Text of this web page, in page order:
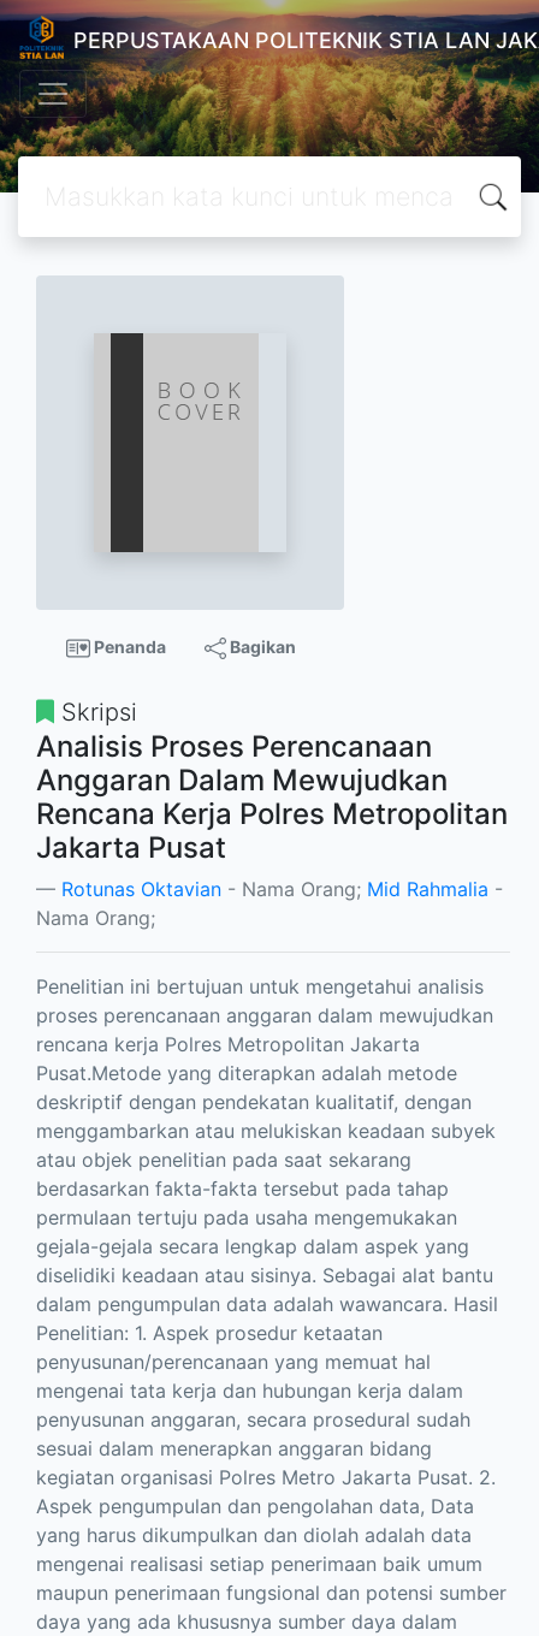
PERPUSTAKAAN POLITEKNIK STIA LAN
Penanda Bagikan
Skripsi
Analisis Proses Perencanaan
Anggaran Dalam Mewujudkan
Rencana Kerja Polres Metropolitan
Jakarta Pusat
Rotunas Oktavian - Nama Orang; Mid Rahmalia -
Nama Orang;
Penelitian ini bertujuan untuk mengetahui analisis
proses perencanaan anggaran dalam mewujudkan
rencana kerja Polres Metropolitan Jakarta
Pusat.Metode yang diterapkan adalah metode
deskriptif dengan pendekatan kualitatif, dengan
menggambarkan atau melukiskan keadaan subyek
atau objek penelitian pada saat sekarang
berdasarkan fakta-fakta tersebut pada tahap
permulaan tertuju pada usaha mengemukakan
gejala-gejala secara lengkap dalam aspek yang
diselidiki keadaan atau sisinya. Sebagai alat bantu
dalam pengumpulan data adalah wawancara. Hasil
Penelitian: 1. Aspek prosedur ketaatan
penyusunan/perencanaan yang memuat hal
mengenai tata kerja dan hubungan kerja dalam
penyusunan anggaran, secara prosedural sudah
sesuai dalam menerapkan anggaran bidang
kegiatan organisasi Polres Metro Jakarta Pusat. 2.
Aspek pengumpulan dan pengolahan data, Data
yang harus dikumpulkan dan diolah adalah data
mengenai realisasi setiap penerimaan baik umum
maupun penerimaan fungsional dan potensi sumber
daya yang ada khususnya sumber daya dalam